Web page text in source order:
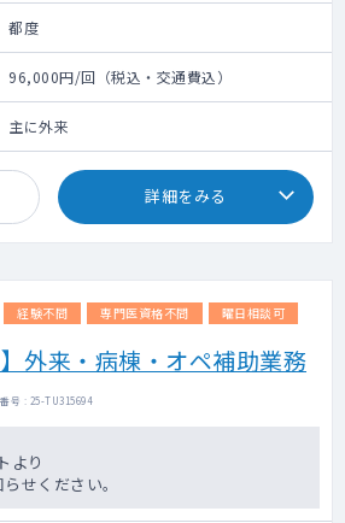
都度
96,000円/回（税込・交通費込）
主に外来
詳細をみる
経験不問 専門医資格不問 曜日相談可
】外来・病棟・オペ補助業務
号 : 25-TU315694
より
せください。